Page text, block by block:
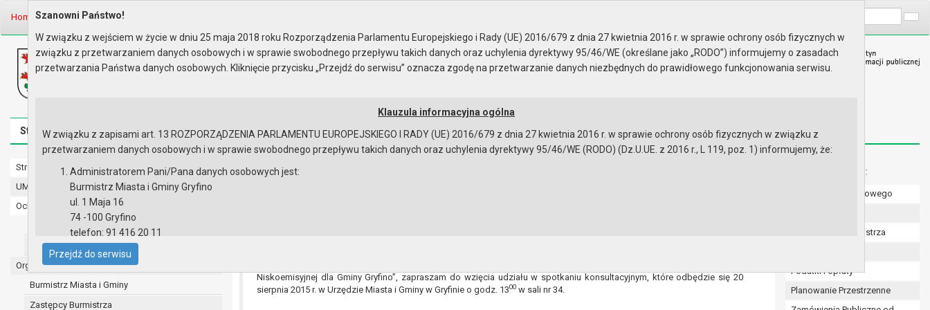
Home Informacje Ogłoszenia
Biuletyn Informacji Publicznej
Urząd Miasta i Gminy w Gryfinie
Strona główna Mapa serwisu Aktualności Redakcja Instrukcja korzystania Dostępność
Strona główna
UMiG - telefony wewnętrzne
Ochrona danych osobowych
Urząd Miasta i Gminy w Gryfinie
Straż Miejska
Organy
Burmistrz Miasta i Gminy
Zastępcy Burmistrza
Rok 2015
Niskoemisyjnej dla Gminy Gryfino”, zapraszam do wzięcia udziału w spotkaniu konsultacyjnym, które odbędzie się 20
sierpnia 2015 r. w Urzędzie Miasta i Gminy w Gryfinie o godz. 1300 w sali nr 34.
Menu dodatkowe:
Numer konta bankowego
Zarządzenia Burmistrza
Podatki i opłaty
Planowanie Przestrzenne
Szanowni Państwo!
W związku z wejściem w życie w dniu 25 maja 2018 roku Rozporządzenia Parlamentu Europejskiego i Rady (UE) 2016/679 z dnia 27 kwietnia 2016 r. w sprawie ochrony osób fizycznych w
związku z przetwarzaniem danych osobowych i w sprawie swobodnego przepływu takich danych oraz uchylenia dyrektywy 95/46/WE (określane jako „RODO”) informujemy o zasadach
przetwarzania Państwa danych osobowych. Kliknięcie przycisku „Przejdź do serwisu” oznacza zgodę na przetwarzanie danych niezbędnych do prawidłowego funkcjonowania serwisu.
Klauzula informacyjna ogólna
W związku z zapisami art. 13 ROZPORZĄDZENIA PARLAMENTU EUROPEJSKIEGO I RADY (UE) 2016/679 z dnia 27 kwietnia 2016 r. w sprawie ochrony osób fizycznych w związku z
przetwarzaniem danych osobowych i w sprawie swobodnego przepływu takich danych oraz uchylenia dyrektywy 95/46/WE (RODO) (Dz.U.UE. z 2016 r., L 119, poz. 1) informujemy, że:
Administratorem Pani/Pana danych osobowych jest:
Burmistrz Miasta i Gminy Gryfino
ul. 1 Maja 16
74 -100 Gryfino
telefon: 91 416 20 11
e-mail:
burmistrz@gryfino.pl
Dane kontaktowe Inspektora Ochrony Danych:
e-mail:iod@gryfino.pl
Przejdź do serwisu